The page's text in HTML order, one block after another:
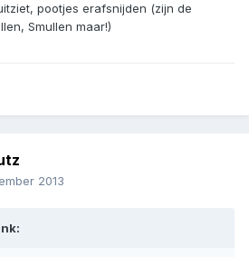
pootjes erafsnijden (zijn de
Smullen maar!)
2013